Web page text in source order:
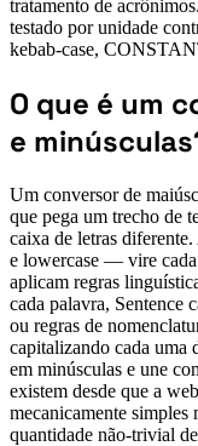
tratamento de
testado por unidade
kebab-case,
O que é um
e
Um conversor de
que pega um trecho de
caixa de letras
e lowercase — vire cada
aplicam regras
cada palavra, Sentence
ou regras de
capitalizando cada uma
em minúsculas e une
existem desde que a
mecanicamente simples
quantidade não-trivial